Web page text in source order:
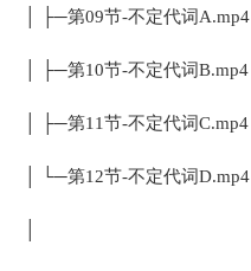
│ ├─第09节-不定代词A.mp4
│ ├─第10节-不定代词B.mp4
│ ├─第11节-不定代词C.mp4
│ └─第12节-不定代词D.mp4